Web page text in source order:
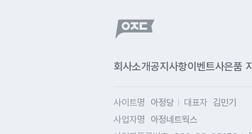
회사소개공지사항이벤트사은품
사이트명 아정당 대표자 김민기
사업자명
아정네트웍스